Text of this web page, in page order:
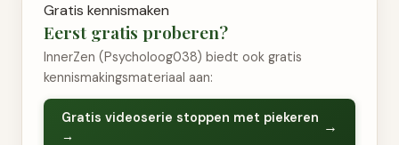
Gratis kennismaken
Eerst gratis proberen?
InnerZen (Psycholoog038) biedt ook gratis
kennismakingsmateriaal aan:
Gratis videoserie stoppen met piekeren
→